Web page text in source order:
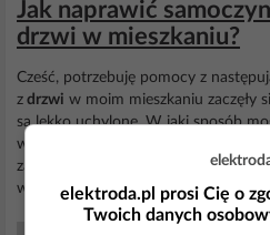
Jak naprawić
drzwi w mieszkaniu?
Cześć, potrzebuję pomocy z
z drzwi w moim mieszkaniu zaczęły
są lekko uchylone. W jaki sposób
w zawiasach jest możliwość
za to zabrać, który regulować, czy
wdzięczny za każdą poradę.
elektroda.pl prosi Cię o
Twoich danych